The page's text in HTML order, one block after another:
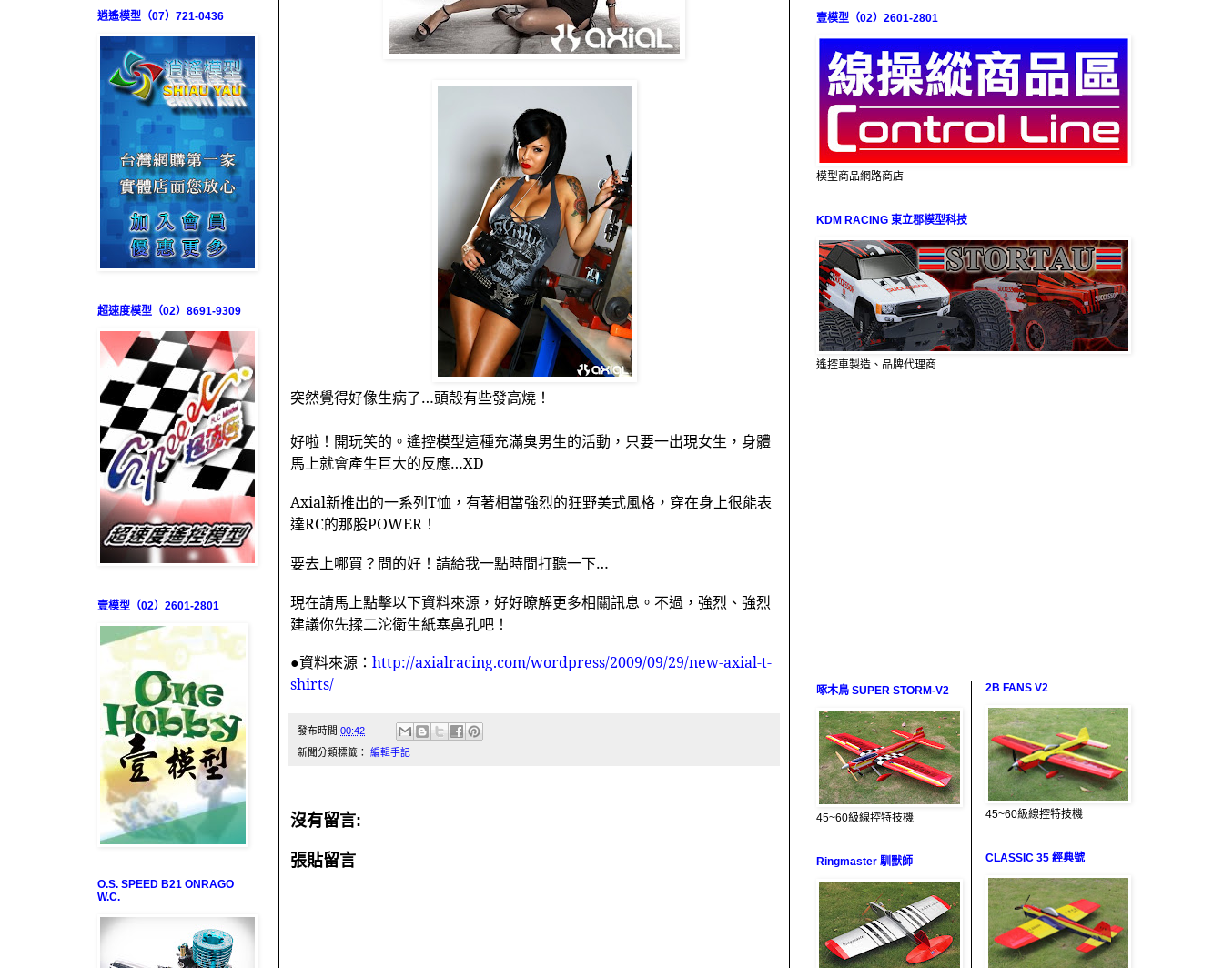
突然覺得好像生病了…頭殼有些發高燒！
好啦！開玩笑的。遙控模型這種充滿臭男生的活動，只要一出現女生，身體
馬上就會產生巨大的反應…XD
Axial新推出的一系列T恤，有著相當強烈的狂野美式風格，穿在身上很能表
達RC的那股POWER ！
要去上哪買？問的好！請給我一點時間打聽一下…
現在請馬上點擊以下資料來源，好好瞭解更多相關訊息。不過，強烈、強烈
建議你先揉二沱衛生紙塞鼻孔吧！
●資料來源： http://axialracing.com/wordpress/2009/09/29/new-axial-t-
shirts/
發布時間 00:42
新聞分類標籤： 編輯手記
沒有留言:
張貼留言
逍遙模型（07）721-0436
超速度模型（02）8691-9309
壹模型（02）2601-2801
O.S. SPEED B21 ONRAGO
W.C.
壹模型（02）2601-2801
模型商品網路商店
KDM RACING 東立郡模型科技
遙控車製造、品牌代理商
啄木鳥 SUPER STORM-V2
45~60級線控特技機
Ringmaster 馴獸師
2B FANS V2
45~60級線控特技機
CLASSIC 35 經典號